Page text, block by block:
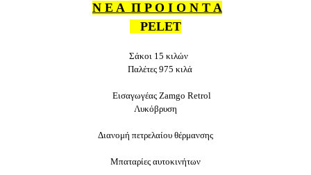
Ν Ε Α Π Ρ Ο Ι Ο Ν Τ Α
PELET
Σάκοι 15 κιλών
Παλέτες 975 κιλά
Εισαγωγέας Zamgo Retrol
Λυκόβρυση
Διανομή πετρελαίου θέρμανσης
Μπαταρίες αυτοκινήτων